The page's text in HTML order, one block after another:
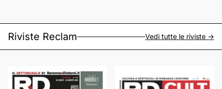
Riviste Reclam Vedi tutte le riviste ->